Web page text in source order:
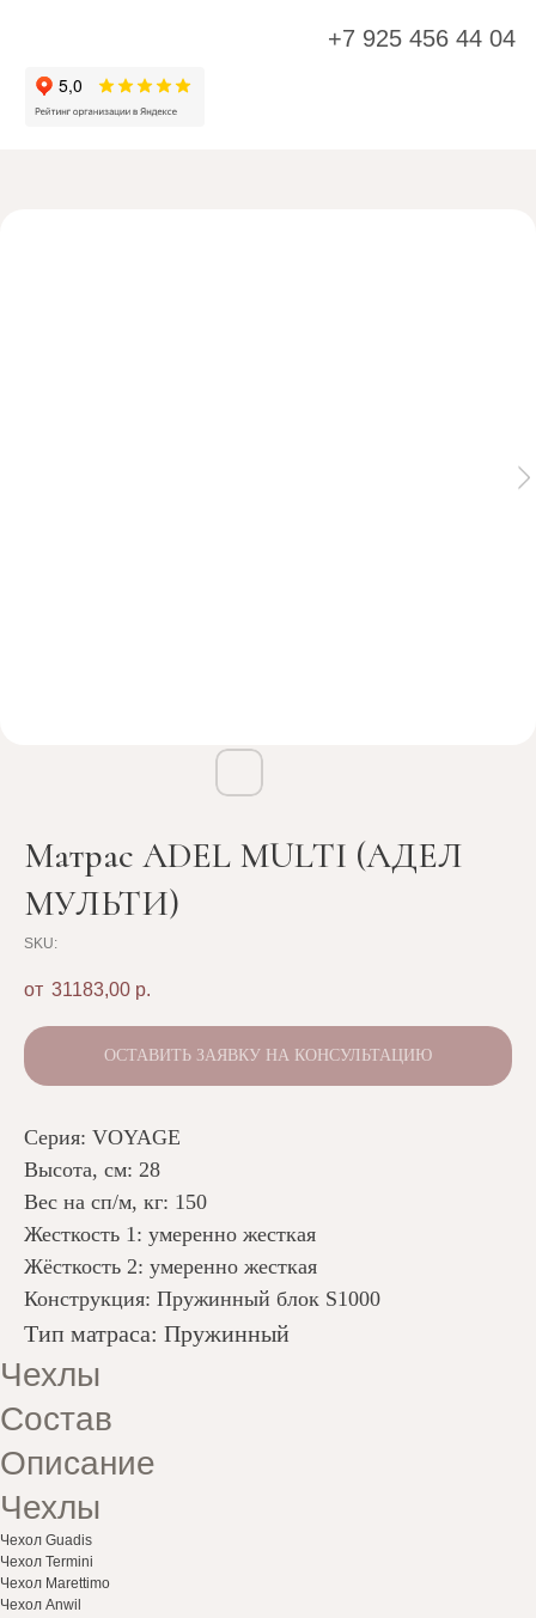
+7 925 456 44 04
Матрас ADEL MULTI (АДЕЛ
МУЛЬТИ)
SKU:
31183,00 р.
ОСТАВИТЬ ЗАЯВКУ НА КОНСУЛЬТАЦИЮ
Серия: VOYAGE
Высота, см: 28
Вес на сп/м, кг: 150
Жесткость 1: умеренно жесткая
Жёсткость 2: умеренно жесткая
Конструкция: Пружинный блок S1000
Тип матраса: Пружинный
Чехлы
Состав
Описание
Чехлы
Чехол Guadis
Чехол Termini
Чехол Marettimo
Чехол Anwil